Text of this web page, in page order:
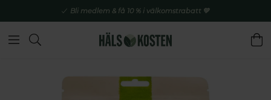
Bli medlem & få 10 % i välkomstrabatt 💚